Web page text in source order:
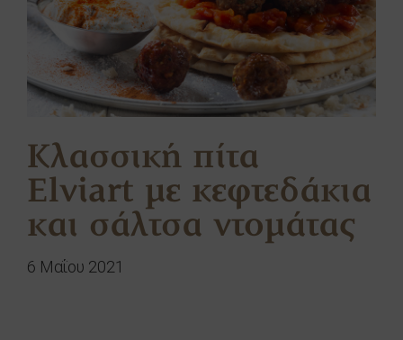
Κλασσική πίτα
Elviart με κεφτεδάκια
και σάλτσα ντομάτας
6 Μαΐου 2021